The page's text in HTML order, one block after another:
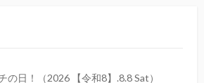
の日！（2026 【令和8】.8.8 Sat）